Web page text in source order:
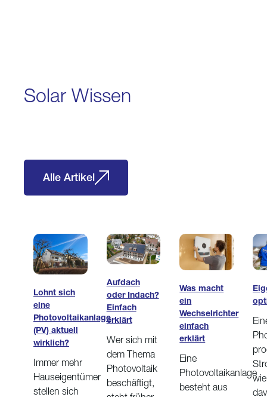
Solar Wissen
Alle Artikel
Lohnt sich
eine
Photovoltaikanlage
(PV) aktuell
wirklich?
Immer mehr
Hauseigentümer
stellen sich
Aufdach
oder Indach?
Einfach
erklärt
Wer sich mit
dem Thema
Photovoltaik
beschäftigt,
Was macht
ein
Wechselrichter
einfach
erklärt
Eine
Photovoltaikanlage
besteht aus